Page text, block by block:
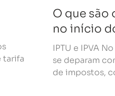
O que são
no início
IPTU e IPVA
se deparam
de impostos,